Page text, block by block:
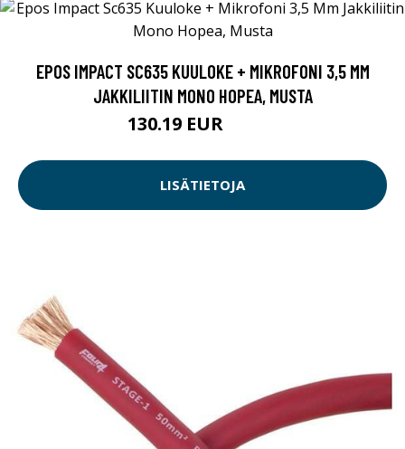
EPOS IMPACT SC635 KUULOKE + MIKROFONI 3,5 MM
JAKKILIITIN MONO HOPEA, MUSTA
130.19 EUR
LISÄTIETOJA